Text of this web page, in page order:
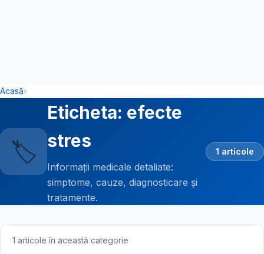
Acasă›
🏷️
Eticheta: efecte
stres
Informații medicale detaliate:
simptome, cauze, diagnosticare și
tratamente.
1 articole
1 articole în această categorie